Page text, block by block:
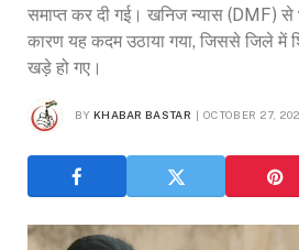
समाप्त कर दी गई। खनिज न्यास (DMF)
कारण यह कदम उठाया गया, जिससे जिले में
खड़े हो गए।
BY KHABAR BASTAR OCTOBER 27,